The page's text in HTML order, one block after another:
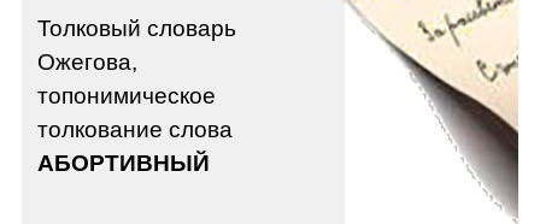
Толковый словарь
Ожегова,
топонимическое
толкование слова
АБОРТИВНЫЙ